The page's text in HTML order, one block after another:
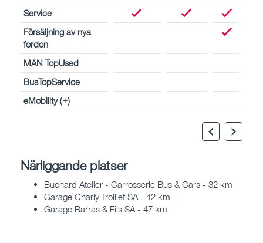
Service
Försäljning av nya
fordon
MAN TopUsed
BusTopService
eMobility (+)
Närliggande platser
Buchard Atelier - Carrosserie Bus & Cars - 32 km
Garage Charly Troillet SA - 42 km
Garage Barras & Fils SA - 47 km